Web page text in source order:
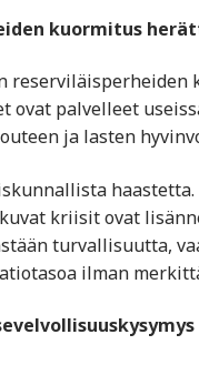
kuormitus
ovat palvelleet
ja lasten
kriisit ovat
turvallisuutta,
ilman